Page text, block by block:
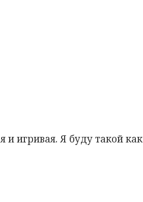
и игривая. Я буду такой как